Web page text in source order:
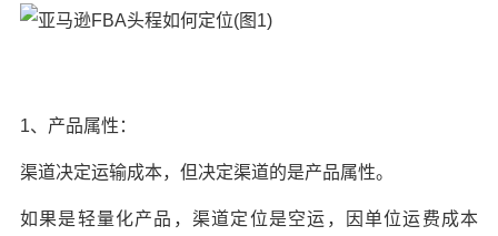
1、产品属性：
渠道决定运输成本，但决定渠道的是产品属性。
如果是轻量化产品，渠道定位是空运，因单位运费成本